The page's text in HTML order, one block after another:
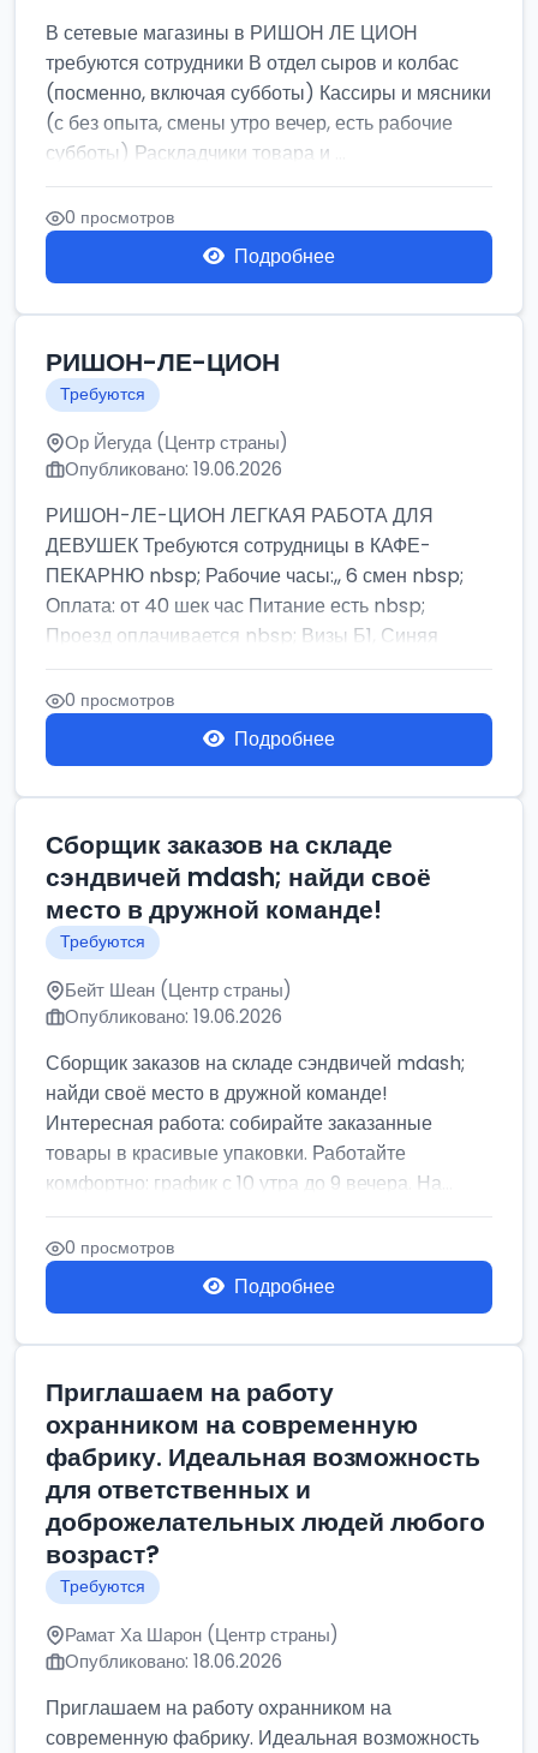
В сетевые магазины в РИШОН ЛЕ ЦИОН
требуются сотрудники В отдел сыров и колбас
(посменно, включая субботы) Кассиры и мясники
(с без опыта, смены утро вечер, есть рабочие
субботы) Раскладчики товара и ...
0 просмотров
Подробнее
РИШОН-ЛЕ-ЦИОН
Требуются
Ор Йегуда (Центр страны)
Опубликовано: 19.06.2026
РИШОН-ЛЕ-ЦИОН ЛЕГКАЯ РАБОТА ДЛЯ
ДЕВУШЕК Требуются сотрудницы в КАФЕ-
ПЕКАРНЮ nbsp; Рабочие часы:,, 6 смен nbsp;
Оплата: от 40 шек час Питание есть nbsp;
Проезд оплачивается nbsp; Визы Б1, Синяя
бумага,...
0 просмотров
Подробнее
Сборщик заказов на складе
сэндвичей mdash; найди своё
место в дружной команде!
Требуются
Бейт Шеан (Центр страны)
Опубликовано: 19.06.2026
Сборщик заказов на складе сэндвичей mdash;
найди своё место в дружной команде!
Интересная работа: собирайте заказанные
товары в красивые упаковки. Работайте
комфортно: график с 10 утра до 9 вечера. На...
0 просмотров
Подробнее
Приглашаем на работу
охранником на современную
фабрику. Идеальная возможность
для ответственных и
доброжелательных людей любого
возраст?
Требуются
Рамат Ха Шарон (Центр страны)
Опубликовано: 18.06.2026
Приглашаем на работу охранником на
современную фабрику. Идеальная возможность